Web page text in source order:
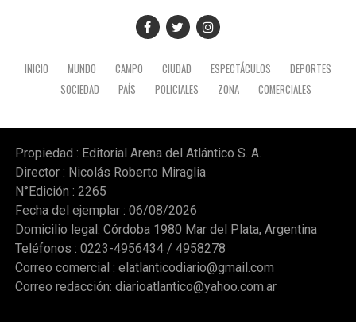
INICIO MUNDO CAMPO CIUDAD ESPECTÁCULOS
DEPORTES
SOCIEDAD
PAÍS POLICIALES ZONA COMERCIALES
Propiedad : Editorial Arena del Atlántico S. A.
Director : Nicolás Roberto Miraglia
N°Edición : 2265
Fecha del ejemplar : 06/08/2026
Domicilio legal: Córdoba 1980 Mar del Plata, Argentina
Teléfonos : 0223-4956434 / 4958278
Correo comercial : elatlanticodiario@gmail.com
Correo redacción: diarioatlantico@yahoo.com.ar